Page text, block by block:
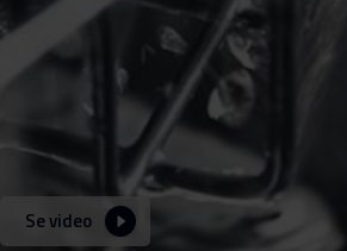
Se video